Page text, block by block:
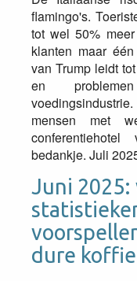
flamingo's.
tot wel 50%
klanten maar
van Trump leidt
en
mensen met
bedankje. Juli
Juni
dure koffie